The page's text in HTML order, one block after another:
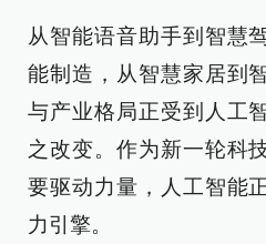
从智能语音助手到智慧
能制造，从智慧家居到
与产业格局正受到人工
之改变。作为新一轮科
要驱动力量，人工智能
力引擎。